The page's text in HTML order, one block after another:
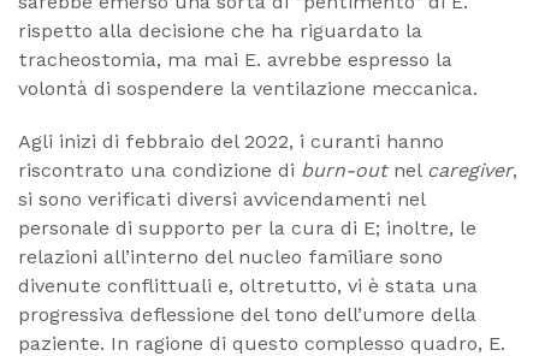
rispetto alla decisione che ha riguardato la
tracheostomia, ma mai E. avrebbe espresso la
volontà di sospendere la ventilazione meccanica.
Agli inizi di febbraio del 2022, i curanti hanno
riscontrato una condizione di burn-outnel caregiver,
si sono verificati diversi avvicendamenti nel
personale di supporto per la cura di E; inoltre, le
relazioni all’interno del nucleo familiare sono
divenute conflittuali e, oltretutto, vi è stata una
progressiva deflessione del tono dell’umore della
paziente. In ragione di questo complesso quadro, E.